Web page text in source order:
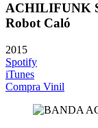
ACHILIFUNK
Robot Caló
2015
Spotify
iTunes
Compra Vinil